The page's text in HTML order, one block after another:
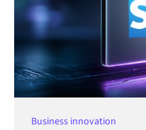
Business innovation